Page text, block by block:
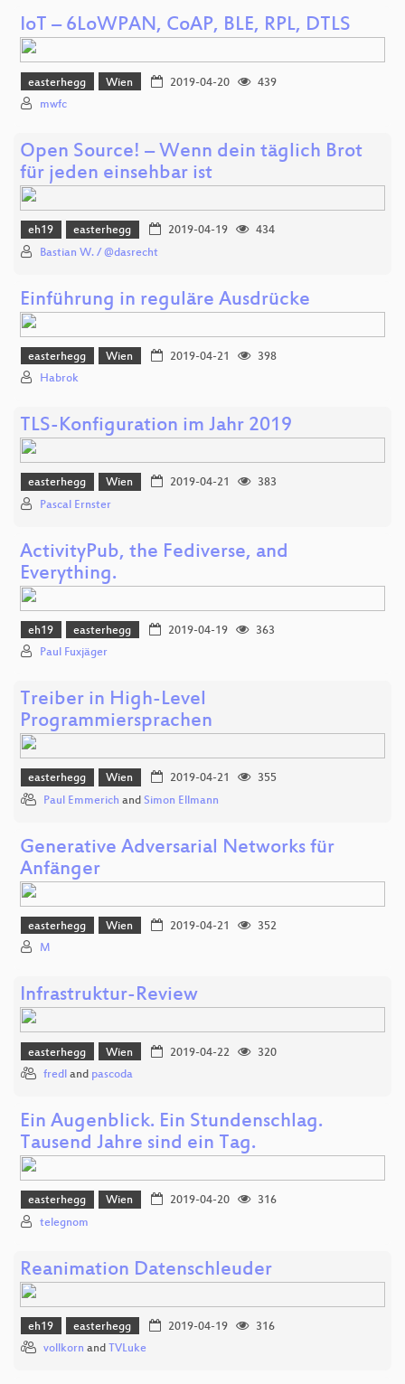
IoT – 6LoWPAN, CoAP, BLE, RPL, DTLS
easterhegg Wien 2019-04-20
439
mwfc
Open Source! – Wenn dein täglich Brot
für jeden einsehbar ist
eh19 easterhegg 2019-04-19
434
Bastian W. / @dasrecht
Einführung in reguläre Ausdrücke
easterhegg Wien 2019-04-21
398
Habrok
TLS-Konfiguration im Jahr 2019
easterhegg Wien 2019-04-21
383
Pascal Ernster
ActivityPub, the Fediverse, and
Everything.
eh19 easterhegg 2019-04-19
363
Paul Fuxjäger
Treiber in High-Level
Programmiersprachen
easterhegg Wien 2019-04-21
355
Paul Emmerich and Simon Ellmann
Generative Adversarial Networks für
Anfänger
easterhegg Wien 2019-04-21
352
M
Infrastruktur-Review
easterhegg Wien 2019-04-22
320
fredl and pascoda
Ein Augenblick. Ein Stundenschlag.
Tausend Jahre sind ein Tag.
easterhegg Wien 2019-04-20
316
telegnom
Reanimation Datenschleuder
eh19 easterhegg 2019-04-19
316
vollkorn and TVLuke